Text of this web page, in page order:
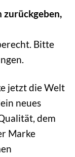
zurückgeben,
Bitte
jetzt die Welt
neues
dem
Marke